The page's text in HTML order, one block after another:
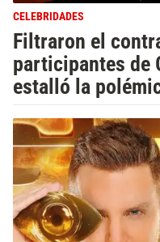
CELEBRIDADES
Filtraron el
participantes de
estalló la